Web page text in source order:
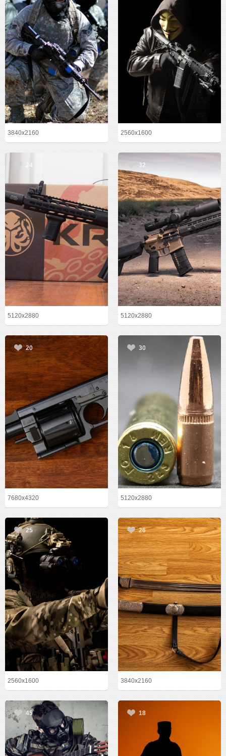
3840x2160 2560x1600
24
5120x2880
32
5120x2880
20
7680x4320
30
5120x2880
25
2560x1600
26
3840x2160
45 18